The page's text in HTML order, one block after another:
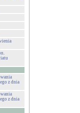
z dnia
z dnia